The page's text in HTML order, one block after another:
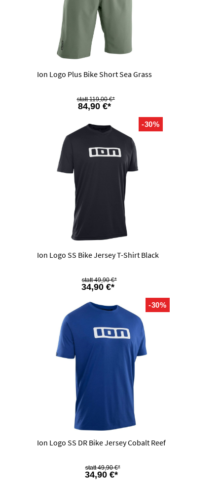
Ion Logo Plus Bike Short Sea Grass
84,90 €*
119,00 €*
-30%
Ion Logo SS Bike Jersey T-Shirt Black
34,90 €*
49,90 €*
-30%
Ion Logo SS DR Bike Jersey Cobalt Reef
34,90 €*
49,90 €*